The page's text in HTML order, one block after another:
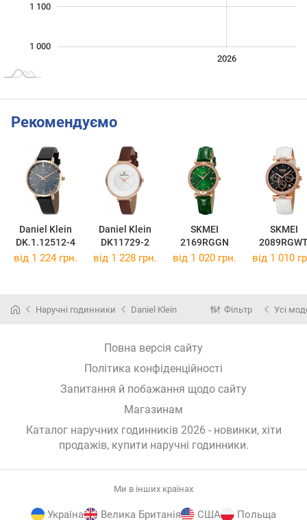
1 000
1 100
2026
Рекомендуємо
Daniel Klein
DK.1.12512-4
Daniel Klein
DK11729-2
SKMEI
2169RGGN
SKMEI
від 1 224 грн. від 1 228 грн. від 1 020 грн. від 1 010
Наручні годинники Daniel Klein Фільтр Усі
Повна версія сайту
Політика конфіденційності
Запитання й побажання щодо сайту
Магазинам
Каталог наручних годинників 2026 - новинки, хіти
продажів, купити наручні годинники.
Ми в інших країнах
Україна Велика Британія США Польща